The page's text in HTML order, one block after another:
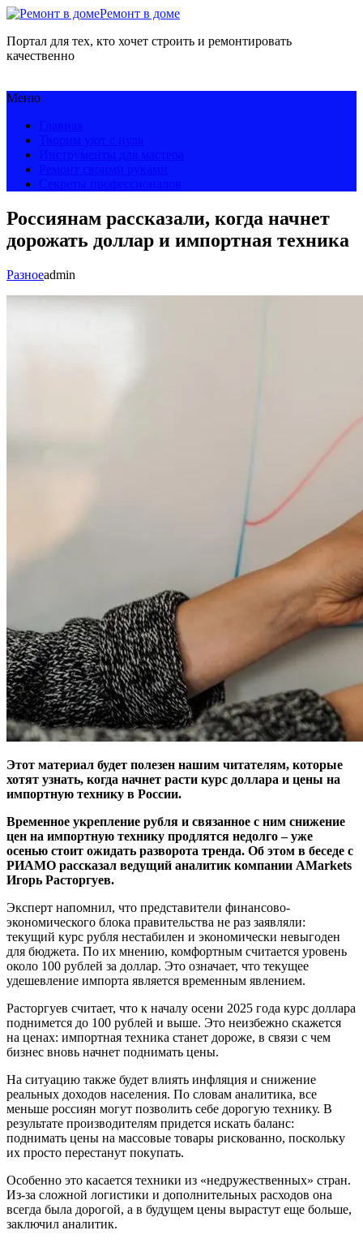
Ремонт в доме
Портал для тех, кто хочет строить и ремонтировать
качественно
Меню
Россиянам рассказали, когда начнет
дорожать доллар и импортная техника
Разноеadmin
Этот материал будет полезен нашим читателям, которые
хотят узнать, когда начнет расти курс доллара и цены на
импортную технику в России.
Временное укрепление рубля и связанное с ним снижение
цен на импортную технику продлятся недолго – уже
осенью стоит ожидать разворота тренда. Об этом в беседе с
РИАМО рассказал ведущий аналитик компании AMarkets
Игорь Расторгуев.
Эксперт напомнил, что представители финансово-
экономического блока правительства не раз заявляли:
текущий курс рубля нестабилен и экономически невыгоден
для бюджета. По их мнению, комфортным считается уровень
около 100 рублей за доллар. Это означает, что текущее
удешевление импорта является временным явлением.
Расторгуев считает, что к началу осени 2025 года курс доллара
поднимется до 100 рублей и выше. Это неизбежно скажется
на ценах: импортная техника станет дороже, в связи с чем
бизнес вновь начнет поднимать цены.
На ситуацию также будет влиять инфляция и снижение
реальных доходов населения. По словам аналитика, все
меньше россиян могут позволить себе дорогую технику. В
результате производителям придется искать баланс:
поднимать цены на массовые товары рискованно, поскольку
их просто перестанут покупать.
Особенно это касается техники из «недружественных» стран.
Из-за сложной логистики и дополнительных расходов она
всегда была дорогой, а в будущем цены вырастут еще больше,
заключил аналитик.